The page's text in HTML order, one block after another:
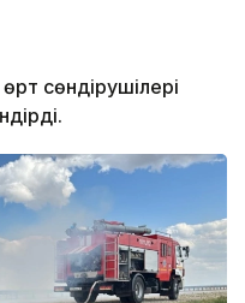
сөндірушілері